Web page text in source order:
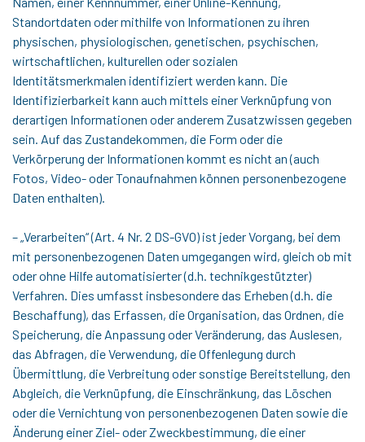
Standortdaten oder mithilfe von Informationen zu ihren
physischen, physiologischen, genetischen, psychischen,
wirtschaftlichen, kulturellen oder sozialen
Identitätsmerkmalen identifiziert werden kann. Die
Identifizierbarkeit kann auch mittels einer Verknüpfung von
derartigen Informationen oder anderem Zusatzwissen gegeben
sein. Auf das Zustandekommen, die Form oder die
Verkörperung der Informationen kommt es nicht an (auch
Fotos, Video- oder Tonaufnahmen können personenbezogene
Daten enthalten).
– „Verarbeiten“ (Art. 4 Nr. 2 DS-GVO) ist jeder Vorgang, bei dem
mit personenbezogenen Daten umgegangen wird, gleich ob mit
oder ohne Hilfe automatisierter (d.h. technikgestützter)
Verfahren. Dies umfasst insbesondere das Erheben (d.h. die
Beschaffung), das Erfassen, die Organisation, das Ordnen, die
Speicherung, die Anpassung oder Veränderung, das Auslesen,
das Abfragen, die Verwendung, die Offenlegung durch
Übermittlung, die Verbreitung oder sonstige Bereitstellung, den
Abgleich, die Verknüpfung, die Einschränkung, das Löschen
oder die Vernichtung von personenbezogenen Daten sowie die
Änderung einer Ziel- oder Zweckbestimmung, die einer